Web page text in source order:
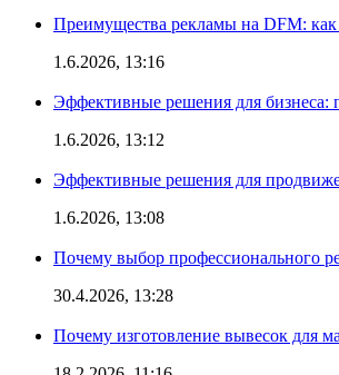
Преимущества рекламы на DFM:
1.6.2026, 13:16
Эффективные решения для бизнеса:
1.6.2026, 13:12
Эффективные решения для
1.6.2026, 13:08
Почему выбор профессионального
30.4.2026, 13:28
Почему изготовление вывесок для